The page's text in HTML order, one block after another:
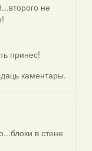
не
принес!
каментары.
в стене